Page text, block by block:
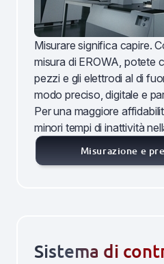
Misurare significa capire.
misura di EROWA, potete
pezzi e gli elettrodi al di
modo preciso, digitale e
Per una maggiore
minori tempi di inattività
Misurazione e
Sistema di